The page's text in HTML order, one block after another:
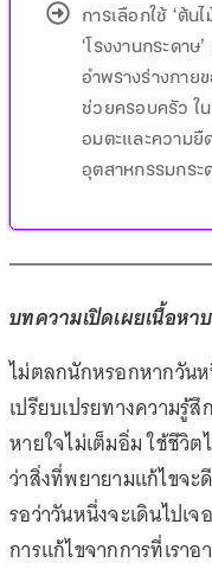
การเลือกใช้ ‘ต้น
‘โรงงานกระดา
อำพรางร่างกาย
ช่วยครอบครัว ใ
อมตะและความยื
อุตสาหกรรมกระ
บทความเปิดเผยเนื้อห
ไม่ตลกนักหรอกหากวัน
เปรียบเปรยทางความรู้
หายใจไม่เต็มอิ่ม ใช้ชีวิต
ว่าสิ่งที่พยายามแก้ไขจะ
รอว่าวันหนึ่งจะเดินไปเ
การแก้ไขจากการที่เรา